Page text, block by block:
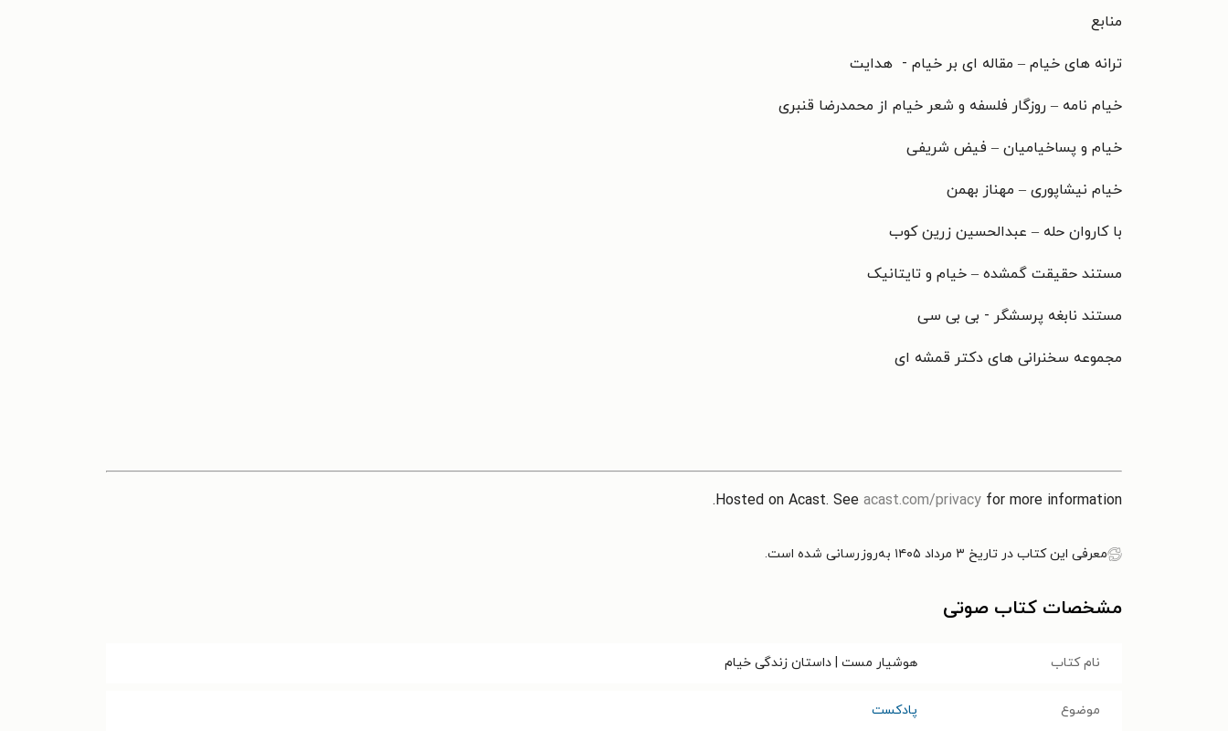
منابع
ترانه های خیام – مقاله ای بر خیام - هدایت
خیام نامه – روزگار فلسفه و شعر خیام از محمدرضا قنبری
خیام و پساخیامیان – فیض شریفی
خیام نیشاپوری – مهناز بهمن
با کاروان حله – عبدالحسین زرین کوب
مستند حقیقت گمشده – خیام و تایتانیک
مستند نابغه پرسشگر - بی بی سی
مجموعه سخنرانی های دکتر قمشه ای
Hosted on Acast. See acast.com/privacy for more information.
معرفی این کتاب در تاریخ ۳ مرداد ۱۴۰۵ به‌روزرسانی شده است.
مشخصات کتاب صوتی
نام کتاب هوشیار مست | داستان زندگی خیام
موضوع پادکست